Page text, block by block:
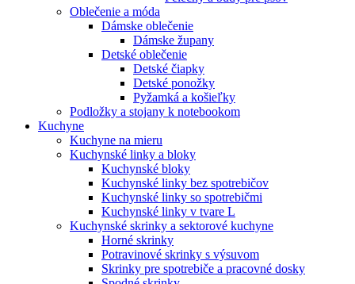
Oblečenie a móda
Dámske oblečenie
Dámske župany
Detské oblečenie
Detské čiapky
Detské ponožky
Pyžamká a košieľky
Podložky a stojany k notebookom
Kuchyne
Kuchyne na mieru
Kuchynské linky a bloky
Kuchynské bloky
Kuchynské linky bez spotrebičov
Kuchynské linky so spotrebičmi
Kuchynské linky v tvare L
Kuchynské skrinky a sektorové kuchyne
Horné skrinky
Potravinové skrinky s výsuvom
Skrinky pre spotrebiče a pracovné dosky